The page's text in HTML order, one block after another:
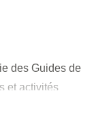
des Guides de
et activités